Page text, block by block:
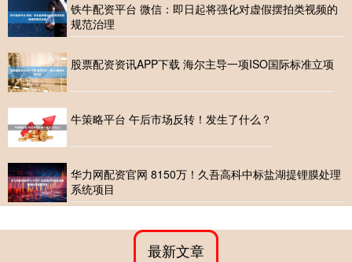
铁牛配资平台 微信：即日起将强化对虚假摆拍类视频的
规范治理
股票配资资讯APP下载 海尔主导一项ISO国际标准立项
牛策略平台 午后市场反转！发生了什么？
华力网配资官网 8150万！久吾高科中标盐湖提锂膜处理
系统项目
最新文章